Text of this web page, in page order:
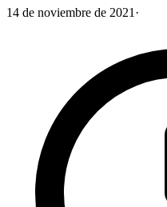
14 de noviembre de 2021 ·